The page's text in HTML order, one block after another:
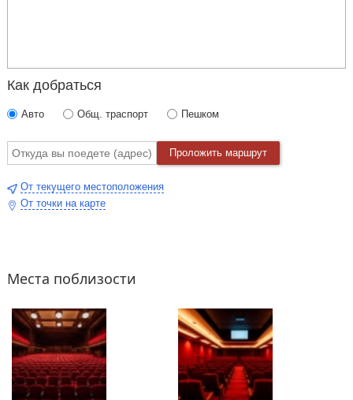
Как добраться
Авто Общ. траспорт Пешком
Проложить маршрут
От текущего местоположения
От точки на карте
Места поблизости